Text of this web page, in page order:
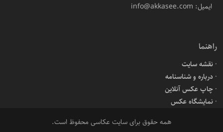
ایمیل: info@akkasee.com
راهنما
نقشه سایت
درباره و شناسنامه
چاپ عکس آنلاین
نمایشگاه عکس
همه حقوق برای سایت عکاسی محفوظ است.